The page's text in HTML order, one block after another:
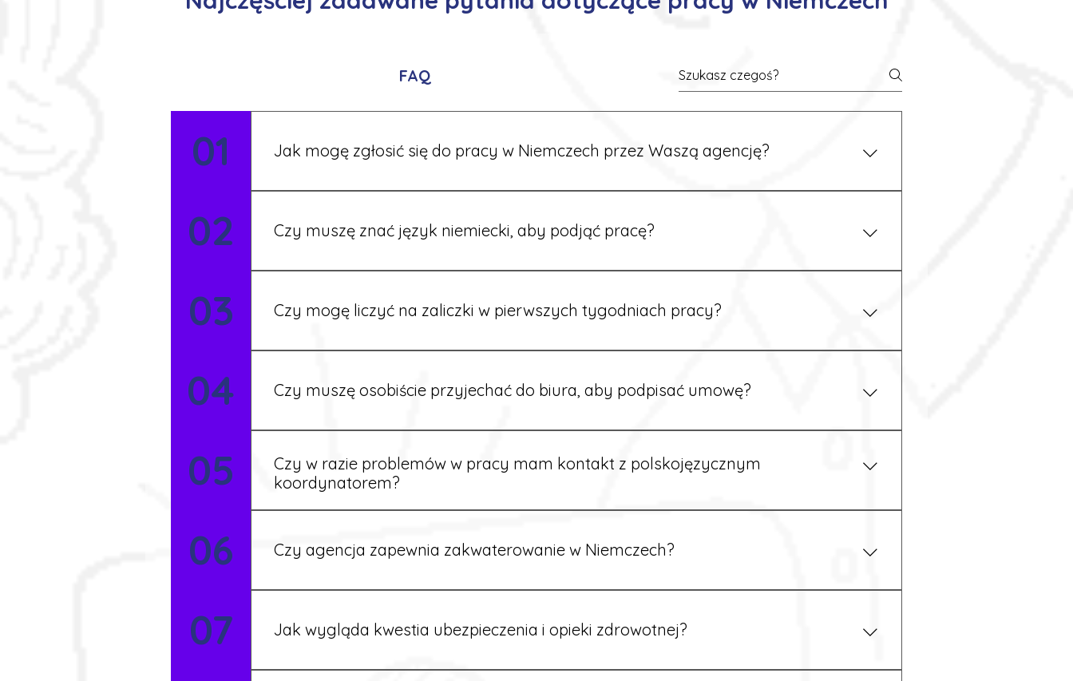
FAQ
01 Jak mogę zgłosić się do pracy w Niemczech przez Waszą agencję?
Możesz wypełnić formularz zgłoszeniowy na naszej stronie lub skontaktować się z nami telefonicznie.
02 Czy muszę znać język niemiecki, aby podjąć pracę?
Nie zawsze – wiele ofert nie wymaga znajomości języka. Jeśli jednak znasz podstawy niemieckiego,
03 Czy mogę liczyć na zaliczki w pierwszych tygodniach pracy?
Tak, w wyjątkowych sytuacjach możesz otrzymać zaliczkę po wcześniejszym uzgodnieniu z
04 Czy muszę osobiście przyjechać do biura, aby podpisać umowę?
Tak, umowy podpisywane są osobiście w naszym biurze. Dzięki temu masz pewność, że wszystkie
formalności są załatwione prawidłowo.
05
Czy w razie problemów w pracy mam kontakt z polskojęzycznym
koordynatorem?
06 Czy agencja zapewnia zakwaterowanie w Niemczech?
Tak, nasi koordynatorzy dbają o zapewnienie miejsca noclegowego w pobliżu zakładu pracy.
07 Jak wygląda kwestia ubezpieczenia i opieki zdrowotnej?
Każdy pracownik otrzymuje ubezpieczenie zdrowotne zgodne z niemieckim prawem. Dzięki temu